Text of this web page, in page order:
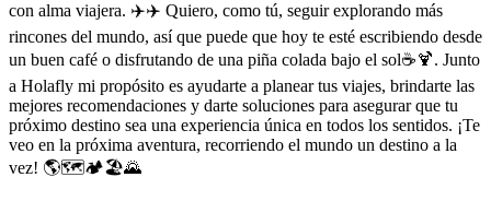
con alma viajera. ✈️✈️ Quiero, como tú, seguir explorando más
rincones del mundo, así que puede que hoy te esté escribiendo desde
un buen café o disfrutando de una piña colada bajo el sol☕️🍹. Junto
a Holafly mi propósito es ayudarte a planear tus viajes, brindarte las
mejores recomendaciones y darte soluciones para asegurar que tu
próximo destino sea una experiencia única en todos los sentidos. ¡Te
veo en la próxima aventura, recorriendo el mundo un destino a la
vez! 🌎🗺️🏕️🏖️🌄